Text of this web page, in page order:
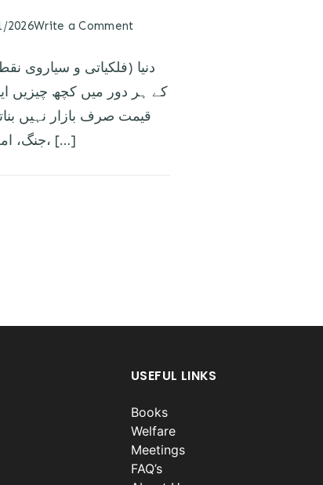
2026Write a Comment
کے ہر دور میں کچھ چیزیں
قیمت صرف بازار نہیں
جنگ، امن، دولت، سیاست، […]
USEFUL LINKS
Books
Welfare
Meetings
FAQ’s